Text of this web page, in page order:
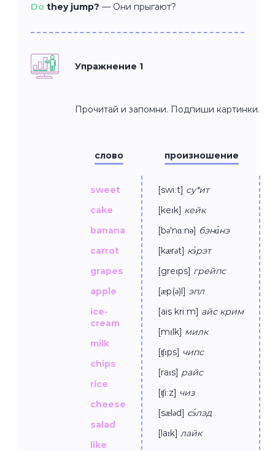
Do they jump? — Они прыгают?
Упражнение 1
Прочитай и запомни. Подпиши картинки.
слово
sweet
cake
banana
carrot
grapes
apple
ice-
cream
milk
chips
riсe
cheese
salad
like
произношение
[swiːt] су*ит
[keɪk] кейк
[bə'nɑːnə] бэна́нэ
[kærət] кэ́рэт
[greɪps] грейпс
[æp(ə)l] эпл
[ais kriːm] айс крим
[mɪlk] милк
[ʧɪps] чипс
[raɪs] райc
[ʧiːz] чиз
[sæləd] сэ́лэд
[laɪk] лайк